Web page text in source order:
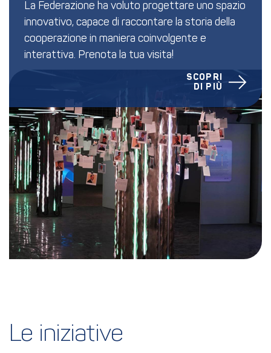
La Federazione ha voluto progettare uno spazio
innovativo, capace di raccontare la storia della
cooperazione in maniera coinvolgente e
interattiva. Prenota la tua visita!
SCOPRI
DI PIÙ
Le iniziative